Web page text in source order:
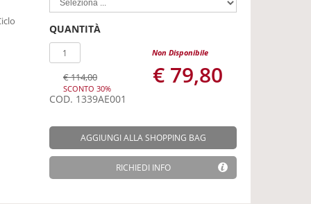
QUANTITÀ
Non Disponibile
€ 114,00
SCONTO 30% € 79,80
COD. 1339AE001
AGGIUNGI ALLA SHOPPING BAG
RICHIEDI INFO